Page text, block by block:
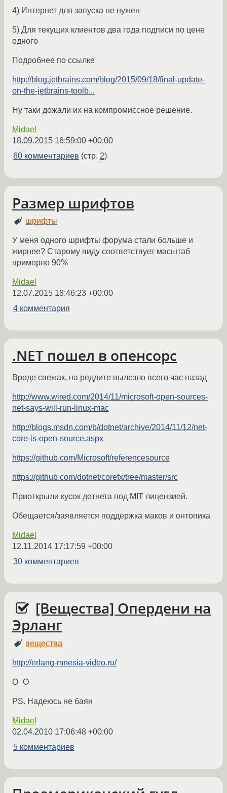
4) Интернет для запуска не нужен
5) Для текущих клиентов два года подписи по цене
одного
Подробнее по ссылке
http://blog.jetbrains.com/blog/2015/09/18/final-update-
on-the-jetbrains-toolb...
Ну таки дожали их на компромиссное решение.
Midael
18.09.2015 16:59:00 +00:00
60 комментариев (стр. 2)
Размер шрифтов
шрифты
У меня одного шрифты форума стали больше и
жирнее? Старому виду соответствует масштаб
примерно 90%
Midael
12.07.2015 18:46:23 +00:00
4 комментария
.NET пошел в опенсорс
Вроде свежак, на реддите вылезло всего час назад
http://www.wired.com/2014/11/microsoft-open-sources-
net-says-will-run-linux-mac
http://blogs.msdn.com/b/dotnet/archive/2014/11/12/net-
core-is-open-source.aspx
https://github.com/Microsoft/referencesource
https://github.com/dotnet/corefx/tree/master/src
Приоткрыли кусок дотнета под MIT лицензией.
Обещается/заявляется поддержка маков и онтопика
Midael
12.11.2014 17:17:59 +00:00
30 комментариев
[Вещества] Опердени на
Эрланг
вещества
http://erlang-mnesia-video.ru/
O_O
PS. Надеюсь не баян
Midael
02.04.2010 17:06:48 +00:00
5 комментариев